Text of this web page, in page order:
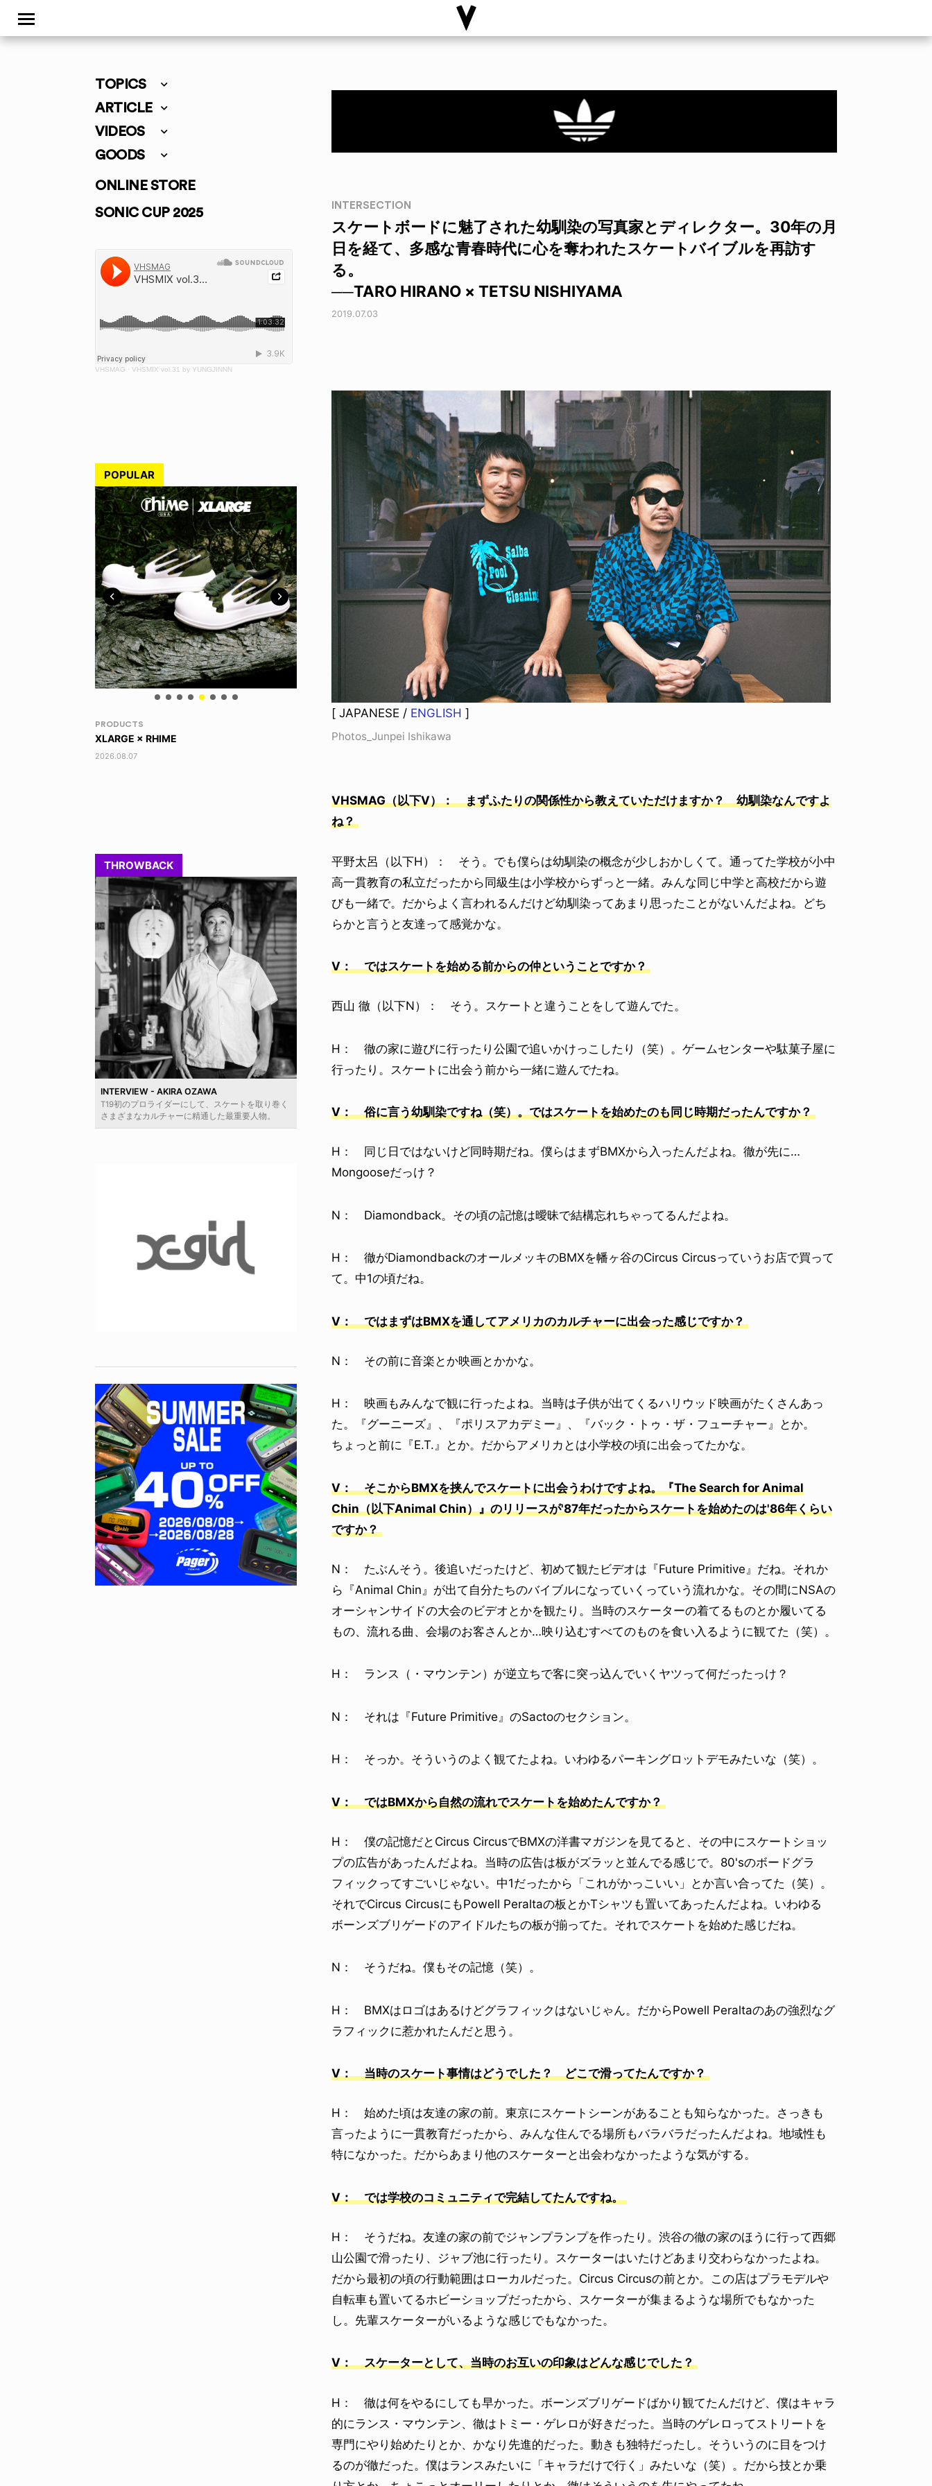
TOPICS
ARTICLE
VIDEOS
GOODS
ONLINE STORE
SONIC CUP 2025
VHSMAG · VHSMIX vol.31 by YUNGJINNN
POPULAR
VOICE OF FREEDOM
AKIRA OZAWA / 尾澤 彰
2021.09.02
DINOSAUR JR.
THROWBACK
INTERVIEW - AKIRA OZAWA
T19初のプロライダーにして、スケートを取り巻く
さまざまなカルチャーに精通した最重要人物。
INTERSECTION
スケートボードに魅了された幼馴染の写真家とディレクター。30年の月
日を経て、多感な青春時代に心を奪われたスケートバイブルを再訪す
る。
──TARO HIRANO × TETSU NISHIYAMA
2019.07.03
[ JAPANESE / ENGLISH ]
Photos_Junpei Ishikawa
VHSMAG（以下V）： まずふたりの関係性から教えていただけますか？ 幼馴染なんですよ
ね？
平野太呂（以下H）： そう。でも僕らは幼馴染の概念が少しおかしくて。通ってた学校が小中
高一貫教育の私立だったから同級生は小学校からずっと一緒。みんな同じ中学と高校だから遊
びも一緒で。だからよく言われるんだけど幼馴染ってあまり思ったことがないんだよね。どち
らかと言うと友達って感覚かな。
V： ではスケートを始める前からの仲ということですか？
西山 徹（以下N）： そう。スケートと違うことをして遊んでた。
H： 徹の家に遊びに行ったり公園で追いかけっこしたり（笑）。ゲームセンターや駄菓子屋に
行ったり。スケートに出会う前から一緒に遊んでたね。
V： 俗に言う幼馴染ですね（笑）。ではスケートを始めたのも同じ時期だったんですか？
H： 同じ日ではないけど同時期だね。僕らはまずBMXから入ったんだよね。徹が先に…
Mongooseだっけ？
N： Diamondback。その頃の記憶は曖昧で結構忘れちゃってるんだよね。
H： 徹がDiamondbackのオールメッキのBMXを幡ヶ谷のCircus Circusっていうお店で買って
て。中1の頃だね。
V： ではまずはBMXを通してアメリカのカルチャーに出会った感じですか？
N： その前に音楽とか映画とかかな。
H： 映画もみんなで観に行ったよね。当時は子供が出てくるハリウッド映画がたくさんあっ
た。『グーニーズ』、『ポリスアカデミー』、『バック・トゥ・ザ・フューチャー』とか。
ちょっと前に『E.T.』とか。だからアメリカとは小学校の頃に出会ってたかな。
V： そこからBMXを挟んでスケートに出会うわけですよね。『The Search for Animal
Chin（以下Animal Chin）』のリリースが'87年だったからスケートを始めたのは'86年くらい
ですか？
N： たぶんそう。後追いだったけど、初めて観たビデオは『Future Primitive』だね。それか
ら『Animal Chin』が出て自分たちのバイブルになっていくっていう流れかな。その間にNSAの
オーシャンサイドの大会のビデオとかを観たり。当時のスケーターの着てるものとか履いてる
もの、流れる曲、会場のお客さんとか…映り込むすべてのものを食い入るように観てた（笑）。
H： ランス（・マウンテン）が逆立ちで客に突っ込んでいくヤツって何だったっけ？
N： それは『Future Primitive』のSactoのセクション。
H： そっか。そういうのよく観てたよね。いわゆるパーキングロットデモみたいな（笑）。
V： ではBMXから自然の流れでスケートを始めたんですか？
H： 僕の記憶だとCircus CircusでBMXの洋書マガジンを見てると、その中にスケートショッ
プの広告があったんだよね。当時の広告は板がズラッと並んでる感じで。80'sのボードグラ
フィックってすごいじゃない。中1だったから「これがかっこいい」とか言い合ってた（笑）。
それでCircus CircusにもPowell Peraltaの板とかTシャツも置いてあったんだよね。いわゆる
ボーンズブリゲードのアイドルたちの板が揃ってた。それでスケートを始めた感じだね。
N： そうだね。僕もその記憶（笑）。
H： BMXはロゴはあるけどグラフィックはないじゃん。だからPowell Peraltaのあの強烈なグ
ラフィックに惹かれたんだと思う。
V： 当時のスケート事情はどうでした？ どこで滑ってたんですか？
H： 始めた頃は友達の家の前。東京にスケートシーンがあることも知らなかった。さっきも
言ったように一貫教育だったから、みんな住んでる場所もバラバラだったんだよね。地域性も
特になかった。だからあまり他のスケーターと出会わなかったような気がする。
V： では学校のコミュニティで完結してたんですね。
H： そうだね。友達の家の前でジャンプランプを作ったり。渋谷の徹の家のほうに行って西郷
山公園で滑ったり、ジャブ池に行ったり。スケーターはいたけどあまり交わらなかったよね。
だから最初の頃の行動範囲はローカルだった。Circus Circusの前とか。この店はプラモデルや
自転車も置いてるホビーショップだったから、スケーターが集まるような場所でもなかった
し。先輩スケーターがいるような感じでもなかった。
V： スケーターとして、当時のお互いの印象はどんな感じでした？
H： 徹は何をやるにしても早かった。ボーンズブリゲードばかり観てたんだけど、僕はキャラ
的にランス・マウンテン、徹はトミー・ゲレロが好きだった。当時のゲレロってストリートを
専門にやり始めたりとか、かなり先進的だった。動きも独特だったし。そういうのに目をつけ
るのが徹だった。僕はランスみたいに「キャラだけで行く」みたいな（笑）。だから技とか乗